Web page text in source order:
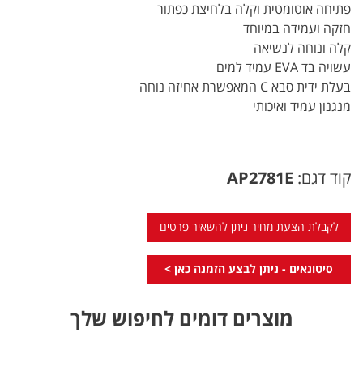
פתיחה אוטומטית וקלה בלחיצת כפתור
חזקה ועמידה במיוחד
קלה ונוחה לנשיאה
עשויה בד EVA עמיד למים
בעלת ידית סבא C המאפשרת אחיזה נוחה
מנגנון עמיד ואיכותי
קוד דגם: AP2781E
לקבלת הצעת מחיר ניתן להשאיר פרטים
סיטונאים - ניתן לבצע הזמנה כאן >
מוצרים דומים לחיפוש שלך